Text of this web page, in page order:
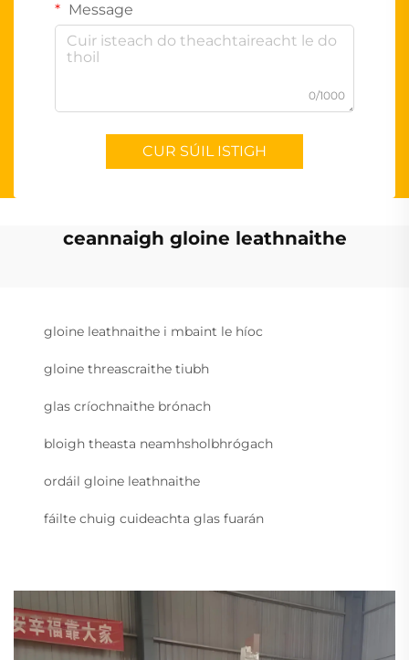
Message
0/1000
CUR SÚIL ISTIGH
ceannaigh gloine leathnaithe
gloine leathnaithe i mbaint le híoc
gloine threascraithe tiubh
glas críochnaithe brónach
bloigh theasta neamhsholbhrógach
ordáil gloine leathnaithe
fáilte chuig cuideachta glas fuarán